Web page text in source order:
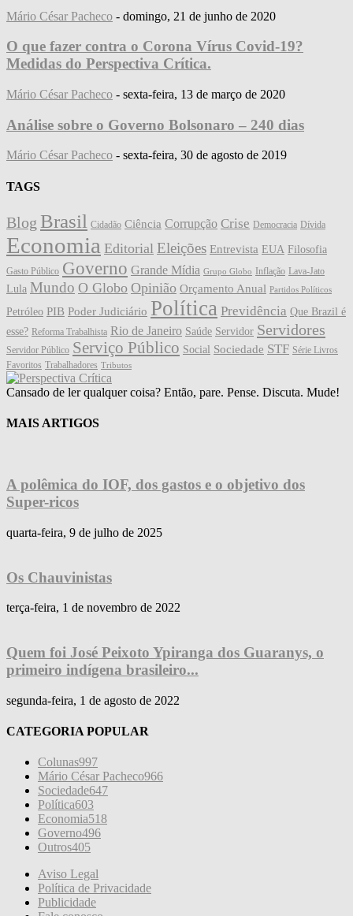
Mário César Pacheco - domingo, 21 de junho de 2020
O que fazer contra o Corona Vírus Covid-19?
Medidas do Perspectiva Crítica.
Mário César Pacheco - sexta-feira, 13 de março de 2020
Análise sobre o Governo Bolsonaro – 240 dias
Mário César Pacheco - sexta-feira, 30 de agosto de 2019
TAGS
Blog Brasil Cidadão Ciência Corrupção Crise Democracia Dívida
Economia Editorial Eleições Entrevista EUA Filosofia
Gasto Público Governo Grande Mídia Grupo Globo Inflação Lava-Jato
Lula Mundo O Globo Opinião Orçamento Anual Partidos Políticos
Petróleo PIB Poder Judiciário Política Previdência Que Brazil é
esse? Reforma Trabalhista Rio de Janeiro Saúde Servidor Servidores
Servidor Público Serviço Público Social Sociedade STF Série Livros
Favoritos Trabalhadores Tributos
Cansado de ler qualquer coisa? Então, pare. Pense. Discuta. Mude!
MAIS ARTIGOS
A polêmica do IOF, dos gastos e o objetivo dos
Super-ricos
quarta-feira, 9 de julho de 2025
Os Chauvinistas
terça-feira, 1 de novembro de 2022
Quem foi José Peixoto Ypiranga dos Guaranys, o
primeiro indígena brasileiro...
segunda-feira, 1 de agosto de 2022
CATEGORIA POPULAR
Colunas997
Mário César Pacheco966
Sociedade647
Política603
Economia518
Governo496
Outros405
Aviso Legal
Política de Privacidade
Publicidade